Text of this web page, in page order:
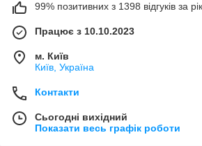
99% позитивних з 1398 відгуків за рік
Працює з 10.10.2023
м. Київ
Київ, Україна
Контакти
Сьогодні вихідний
Показати весь графік роботи